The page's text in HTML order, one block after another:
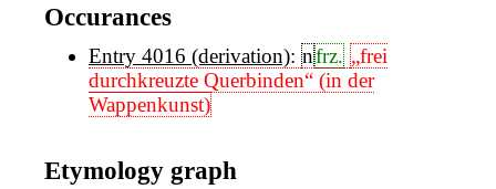
Occurances
Entry 4016 (derivation): nfrz. „frei
durchkreuzte Querbinden“ (in der
Wappenkunst)
Etymology graph